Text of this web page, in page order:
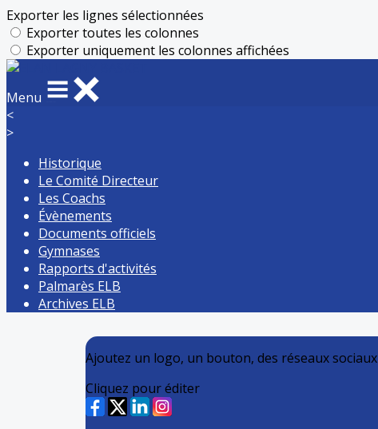
Exporter les lignes sélectionnées
Exporter toutes les colonnes
Exporter uniquement les colonnes affichées
Menu
<
>
Historique
Le Comité Directeur
Les Coachs
Évènements
Documents officiels
Gymnases
Rapports d'activités
Palmarès ELB
Archives ELB
Ajoutez un logo, un bouton, des réseaux sociaux
Cliquez pour éditer